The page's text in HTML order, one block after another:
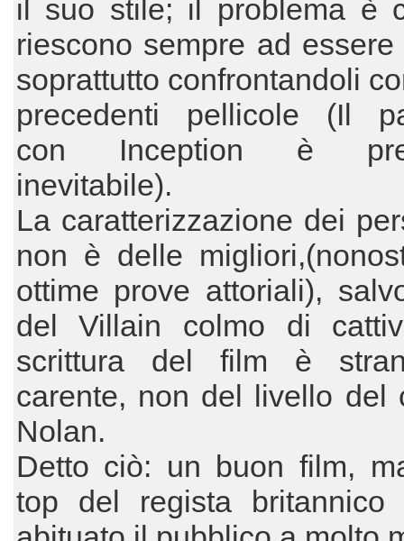
il suo stile; il problema è
riescono sempre ad essere
soprattutto confrontandoli
precedenti pellicole (Il
con Inception è
inevitabile).
La caratterizzazione dei
non è delle
ottime prove attoriali),
del Villain colmo di
scrittura del film è
carente, non del livello del
Nolan.
Detto ciò: un buon film,
top del regista britannico